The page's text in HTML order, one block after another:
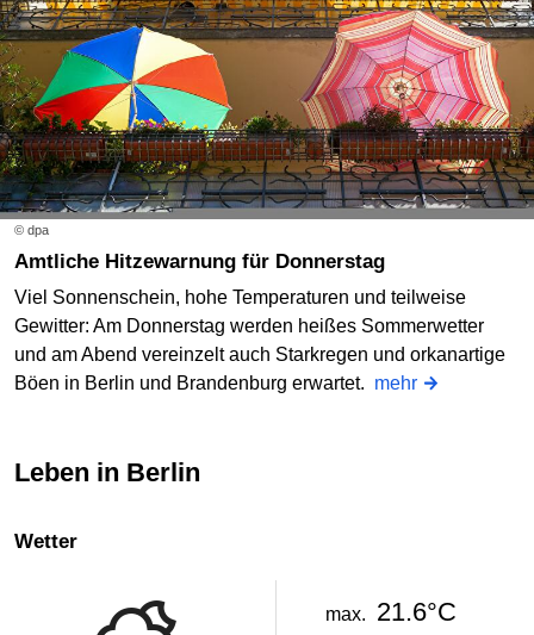
© dpa
Amtliche Hitzewarnung für Donnerstag
Viel Sonnenschein, hohe Temperaturen und teilweise
Gewitter: Am Donnerstag werden heißes Sommerwetter
und am Abend vereinzelt auch Starkregen und orkanartige
Böen in Berlin und Brandenburg erwartet. mehr
Leben in Berlin
Wetter
max. 21.6°C